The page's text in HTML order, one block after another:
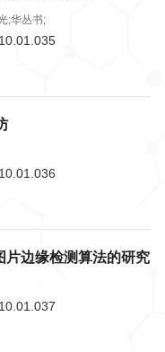
;华丛书;
片边缘检测算法的研究